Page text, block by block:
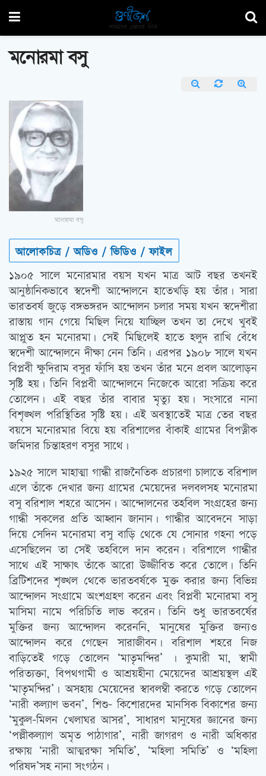
মনোরমা বসু
মনোরমা বসু
আলোকচিত্র / অডিও / ভিডিও / ফাইল
১৯০৫ সালে মনোরমার বয়স যখন মাত্র আট বছর তখনই
আনুষ্ঠানিকভাবে স্বদেশী আন্দোলনে হাতেখড়ি হয় তাঁর। সারা
ভারতবর্ষ জুড়ে বঙ্গভঙ্গরদ আন্দোলন চলার সময় যখন স্বদেশীরা
রাস্তায় গান গেয়ে মিছিল নিয়ে যাচ্ছিল তখন তা দেখে খুবই
আপ্লুত হন মনোরমা। সেই মিছিলেই হাতে হলুদ রাখি বেঁধে
স্বদেশী আন্দোলনে দীক্ষা নেন তিনি। এরপর ১৯০৮ সালে যখন
বিপ্লবী ক্ষুদিরাম বসুর ফাঁসি হয় তখন তাঁর মনে প্রবল আলোড়ন
সৃষ্টি হয়। তিনি বিপ্লবী আন্দোলনে নিজেকে আরো সক্রিয় করে
তোলেন। এই বছর তাঁর বাবার মৃত্যু হয়। সংসারে নানা
বিশৃঙ্খল পরিস্থিতির সৃষ্টি হয়। এই অবস্থাতেই মাত্র তের বছর
বয়সে মনোরমার বিয়ে হয় বরিশালের বাঁকাই গ্রামের বিপত্নীক
জমিদার চিন্তাহরণ বসুর সাথে।
১৯২৫ সালে মাহাত্মা গান্ধী রাজনৈতিক প্রচারণা চালাতে বরিশাল
এলে তাঁকে দেখার জন্য গ্রামের মেয়েদের দলবলসহ মনোরমা
বসু বরিশাল শহরে আসেন। আন্দোলনের তহবিল সংগ্রহের জন্য
গান্ধী সকলের প্রতি আহ্বান জানান। গান্ধীর আবেদনে সাড়া
দিয়ে সেদিন মনোরমা বসু বাড়ি থেকে যে সোনার গহনা পড়ে
এসেছিলেন তা সেই তহবিলে দান করেন। বরিশালে গান্ধীর
সাথে এই সাক্ষাৎ তাঁকে আরো উজ্জীবিত করে তোলে। তিনি
ব্রিটিশদের শৃঙ্খল থেকে ভারতবর্ষকে মুক্ত করার জন্য বিভিন্ন
আন্দোলন সংগ্রামে অংশগ্রহণ করেন এবং বিপ্লবী মনোরমা বসু
মাসিমা নামে পরিচিতি লাভ করেন। তিনি শুধু ভারতবর্ষের
মুক্তির জন্য আন্দোলন করেননি, মানুষের মুক্তির জন্যও
আন্দোলন করে গেছেন সারাজীবন। বরিশাল শহরে নিজ
বাড়িতেই গড়ে তোলেন ‘মাতৃমন্দির’ । কুমারী মা, স্বামী
পরিত্যক্তা, বিপথগামী ও আশ্রয়হীনা মেয়েদের আশ্রয়স্থল এই
‘মাতৃমন্দির’। অসহায় মেয়েদের স্বাবলম্বী করতে গড়ে তোলেন
‘নারী কল্যাণ ভবন’, শিশু- কিশোরদের মানসিক বিকাশের জন্য
‘মুকুল-মিলন খেলাঘর আসর’, সাধারণ মানুষের জ্ঞানের জন্য
‘পল্লীকল্যাণ অমৃত পাঠাগার’, নারী জাগরণ ও নারী অধিকার
রক্ষায় ‘নারী আত্মরক্ষা সমিতি’, ‘মহিলা সমিতি’ ও ‘মহিলা
পরিষদ’সহ নানা সংগঠন।